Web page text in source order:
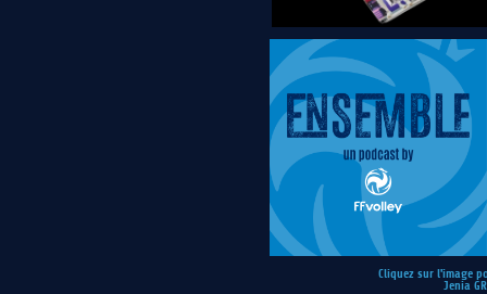
Cliquez sur l'image
Jenia